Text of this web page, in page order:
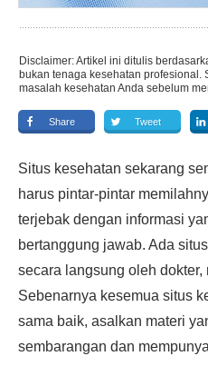
Disclaimer: Artikel ini ditulis
bukan tenaga kesehatan
masalah kesehatan Anda sebelum
Share Tweet
Situs kesehatan sekarang
harus pintar-pintar
terjebak dengan informasi
bertanggung jawab. Ada
secara langsung oleh
Sebenarnya kesemua situs
sama baik, asalkan materi
sembarangan dan